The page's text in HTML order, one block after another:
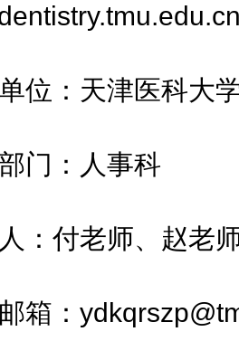
：天津医科大
：人事科
付老师、赵老
：